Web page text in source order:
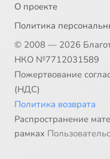
О проекте
Политика
© 2008 — 2026
НКО №7712031589
Пожертвование
(НДС)
Политика возврата
Распространение
рамках